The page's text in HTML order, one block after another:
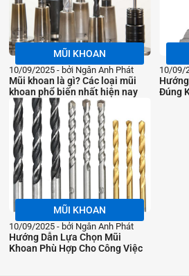
MŨI KHOAN
10/09/2025 bởi Ngân Anh Phát
Mũi khoan là gì? Các loại mũi
khoan phổ biến nhất hiện nay
10/09/
Đúng
MŨI KHOAN
10/09/2025 bởi Ngân Anh Phát
Hướng Dẫn Lựa Chọn Mũi
Khoan Phù Hợp Cho Công Việc